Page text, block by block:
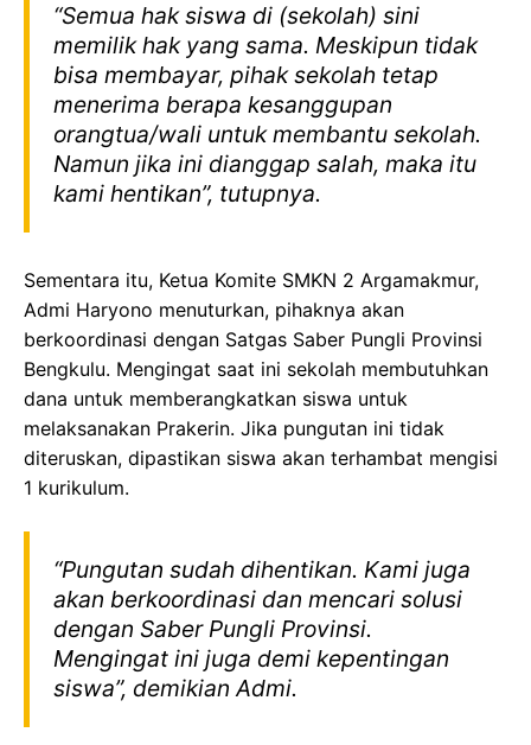
“Semua hak siswa di (sekolah) sini
memilik hak yang sama. Meskipun tidak
bisa membayar, pihak sekolah tetap
menerima berapa kesanggupan
orangtua/wali untuk membantu sekolah.
Namun jika ini dianggap salah, maka itu
kami hentikan”, tutupnya.
Sementara itu, Ketua Komite SMKN 2 Argamakmur,
Admi Haryono menuturkan, pihaknya akan
berkoordinasi dengan Satgas Saber Pungli Provinsi
Bengkulu. Mengingat saat ini sekolah membutuhkan
dana untuk memberangkatkan siswa untuk
melaksanakan Prakerin. Jika pungutan ini tidak
diteruskan, dipastikan siswa akan terhambat mengisi
1 kurikulum.
“Pungutan sudah dihentikan. Kami juga
akan berkoordinasi dan mencari solusi
dengan Saber Pungli Provinsi.
Mengingat ini juga demi kepentingan
siswa”, demikian Admi.